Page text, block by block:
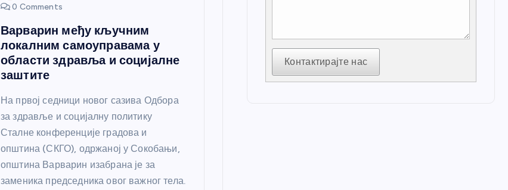
0 Comments
Варварин међу кључним
локалним самоуправама у
области здравља и социјалне
заштите
На првој седници новог сазива Одбора
за здравље и социјалну политику
Сталне конференције градова и
општина (СКГО), одржаној у Сокобањи,
општина Варварин изабрана је за
заменика председника овог важног тела.
Контактирајте нас